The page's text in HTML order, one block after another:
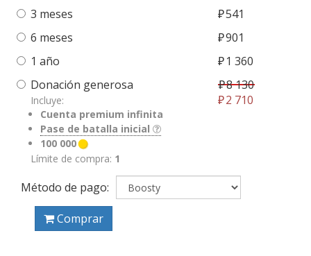
3 meses
₽541
6 meses
₽901
1 año
₽1 360
Donación generosa
Incluye:
Cuenta premium infinita
Pase de batalla inicial
100 000
Límite de compra: 1
₽8 130
₽2 710
Método de pago:
Comprar